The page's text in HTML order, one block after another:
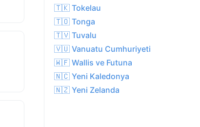
🇹🇰 Tokelau
🇹🇴 Tonga
🇹🇻 Tuvalu
🇻🇺 Vanuatu Cumhuriyeti
🇼🇫 Wallis ve Futuna
🇳🇨 Yeni Kaledonya
🇳🇿 Yeni Zelanda